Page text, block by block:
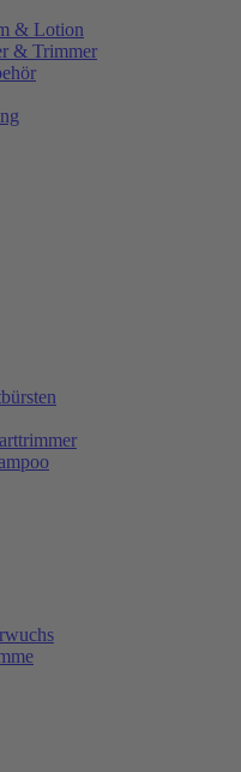
& Lotion
& Trimmer